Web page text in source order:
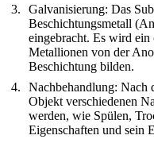
Galvanisierung: Das
Beschichtungsmetall
eingebracht. Es wird
Metallionen von der
Beschichtung bilden.
Nachbehandlung: Nach
Objekt verschiedenen
werden, wie Spülen,
Eigenschaften und sein